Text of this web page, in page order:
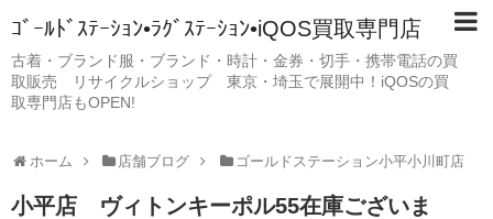
ｺﾞｰﾙﾄﾞｽﾃｰｼｮﾝ•ﾗｸﾞｽﾃｰｼｮﾝ•iQOS買取専門店
古着・ブランド服・ブランド・時計・金券・切手・携帯電話の買
取販売 リサイクルショップ 東京・埼玉で展開中！iQOSの買
取専門店もOPEN!
ホーム 店舗ブログ ゴールドステーション小平小川町店
小平店 ヴィトンキーポル55在庫ございま